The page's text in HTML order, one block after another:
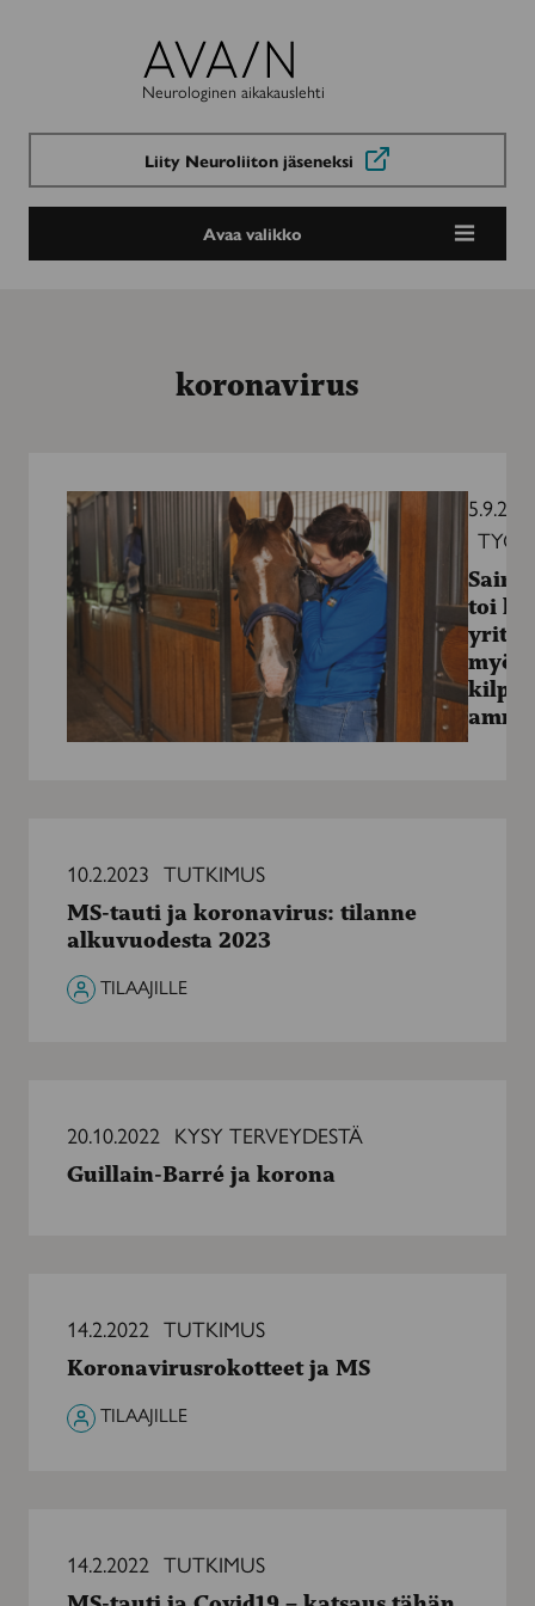
Avain-
lehti
Neurologinen aikakauslehti
Liity Neuroliiton jäseneksi
Avaa valikko
koronavirus
hevosalan
yrittäjälle
myös
kilpaurheilijan
toi
myös
koronavirus:
tilanne
alkuvuodesta
2023
10.2.2023 TUTKIMUS
MS-tauti ja koronavirus: tilanne
alkuvuodesta 2023
TILAAJILLE
Barré
korona
20.10.2022 KYSY TERVEYDESTÄ
Guillain-Barré ja korona
14.2.2022 TUTKIMUS
Koronavirusrokotteet ja MS
TILAAJILLE
14.2.2022 TUTKIMUS